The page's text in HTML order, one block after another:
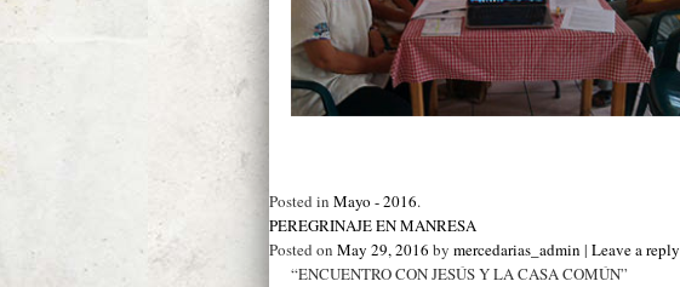
Posted in Mayo - 2016.
PEREGRINAJE EN MANRESA
Posted on May 29, 2016 by mercedarias_admin | Leave a reply
“ENCUENTRO CON JESÚS Y LA CASA COMÚN”